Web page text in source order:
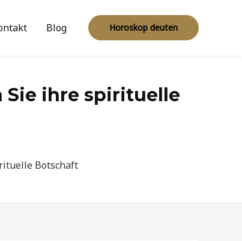
Blog Horoskop deuten
Sie ihre spirituelle
Botschaft